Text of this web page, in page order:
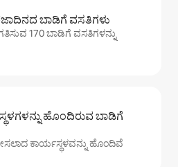
ಬಾಡಿಗೆ ವಸತಿಗಳು
170 ಬಾಡಿಗೆ ವಸತಿಗಳನ್ನು
ಹೊಂದಿರುವ ಬಾಡಿಗೆ
ಕಾರ್ಯಸ್ಥಳವನ್ನು ಹೊಂದಿವೆ